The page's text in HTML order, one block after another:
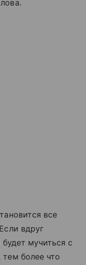
все
вдруг
будет мучиться с
более что